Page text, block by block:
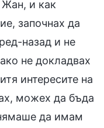
и как
започнах да
назад и не
не докладвах
интересите на
можех да бъда
да имам